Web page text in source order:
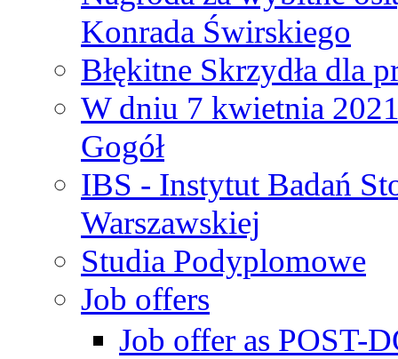
Konrada Świrskiego
Błękitne Skrzydła dla
W dniu 7 kwietnia
Gogół
IBS - Instytut Badań
Warszawskiej
Studia Podyplomowe
Job offers
Job offer as POST-